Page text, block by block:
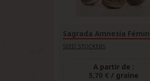
Sagrada Amnesia
SEED STOCKERS
A partir de :
5,70 € / graine